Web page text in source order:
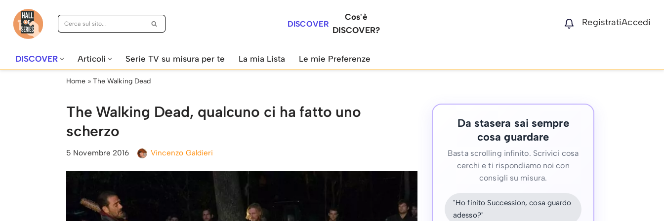
Vai
DISCOVER
Cos'è
DISCOVER?
RegistratiAccedi
DISCOVER Articoli Serie TV su misura per te La mia Lista Le mie Preferenze
Home » The Walking Dead
The Walking Dead, qualcuno ci ha fatto uno
scherzo
5 Novembre 2016 Vincenzo Galdieri
Da stasera sai sempre
cosa guardare
Basta scrolling infinito. Scrivici cosa
cerchi e ti rispondiamo noi con
consigli su misura.
"Ho finito Succession, cosa guardo
adesso?"